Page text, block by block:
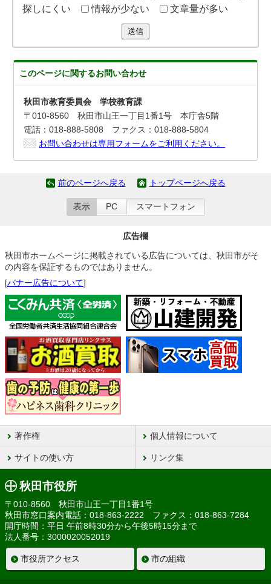
探しにくい
情報が少ない 文章量が多い
送信
このページに関するお問い合わせ
秋田市教育委員会 学校教育課
〒010-8560 秋田市山王一丁目1番1号 本庁舎5階
電話：018-888-5808 ファクス：018-888-5804
お問い合わせは専用フォームをご利用ください。
前のページへ戻る トップページへ戻る
表示 PC スマートフォン
広告欄
秋田市ホームページに掲載されている広告については、秋田市がそ
の内容を保証するものではありません。
[バナー広告について]
著作権 個人情報について
サイトの使い方 リンク集
秋田市役所
〒010-8560 秋田市山王一丁目1番1号
秋田市窓口案内電話：018-863-2222 ファクス：018-863-7284
開庁時間：平日 午前8時30分から午後5時15分まで
法人番号：3000020052019
市役所アクセス 市の組織